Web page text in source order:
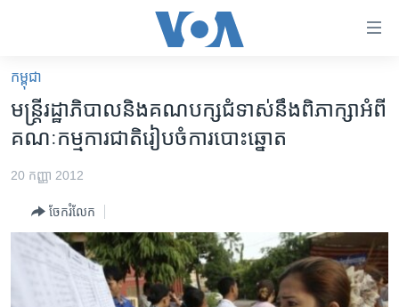
គេហទំព័រ​
ទាក់ទង
និង​
ព័ត៌មាន​​
កម្ពុជា
អន្តរជាតិ
ហេឡូវីអូអេ
កម្ពុជាច្នៃប្រតិដ្ឋ
ព្រឹត្តិការណ៍ព័ត៌មាន
កម្ពុជា
មន្ត្រី​រដ្ឋាភិបាល​និង​គណបក្ស​ជំទាស់​នឹង​ពិភាក្សា​អំពី​
គណៈកម្មការ​ជាតិ​រៀបចំ​ការ​បោះ​ឆ្នោត​
20 កញ្ញា 2012
ចែករំលែក